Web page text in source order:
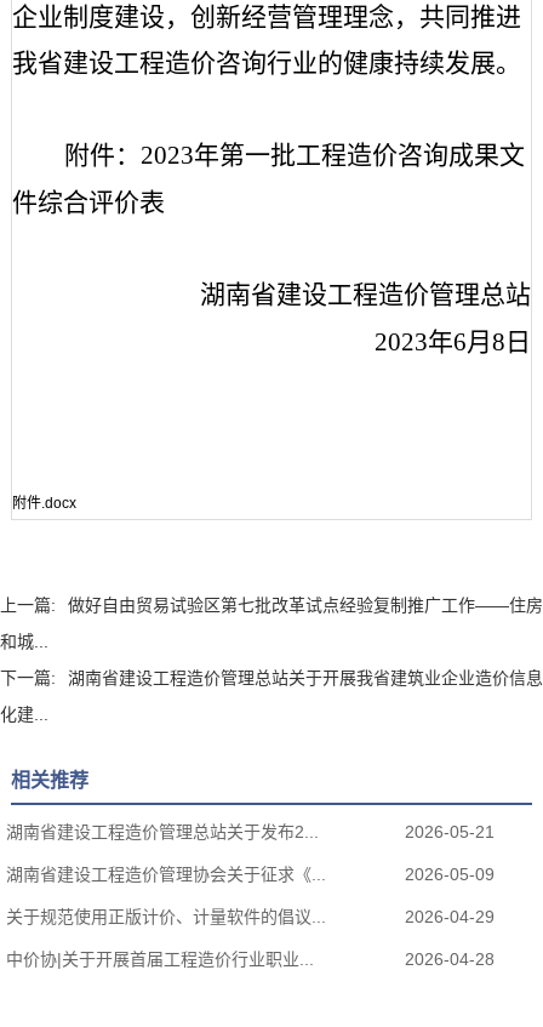
企业制度建设，创新经营管理理念，共同推进
我省建设工程造价咨询行业的健康持续发展。
附件： 2023年第一批工程造价咨询成果文
件综合评价表
湖南省建设工程造价管理总站
2023年6月8日
附件.docx
上一篇:
做好自由贸易试验区第七批改革试点经验复制推广工作——住房
和城...
下一篇:
湖南省建设工程造价管理总站关于开展我省建筑业企业造价信息
化建...
相关推荐
湖南省建设工程造价管理总站关于发布2... 2026-05-21
湖南省建设工程造价管理协会关于征求《... 2026-05-09
关于规范使用正版计价、计量软件的倡议... 2026-04-29
中价协|关于开展首届工程造价行业职业... 2026-04-28